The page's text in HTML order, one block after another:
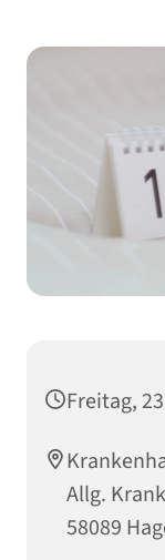
Freitag,
Allg.
58089